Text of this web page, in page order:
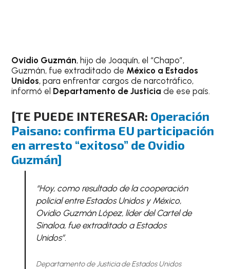
Ovidio Guzmán, hijo de Joaquín, el “Chapo”,
Guzmán, fue extraditado de México a Estados
Unidos, para enfrentar cargos de narcotráfico,
informó el Departamento de Justiciade ese país.
[TE PUEDE INTERESAR: Operación
Paisano: confirma EU participación
en arresto “exitoso” de Ovidio
Guzmán]
“Hoy, como resultado de la cooperación
policial entre Estados Unidos y México,
Ovidio Guzmán López, líder del Cartel de
Sinaloa, fue extraditado a Estados
Unidos”.
Departamento de Justicia de Estados Unidos